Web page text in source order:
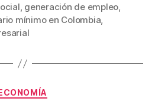
m
p
tir
, generación de empleo,
mínimo en Colombia,
Categorías